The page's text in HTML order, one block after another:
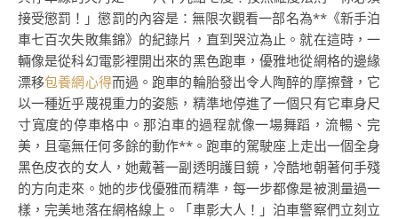
接受懲罰！」懲罰的內容是：無限次觀看一部名為**《新手泊
車七百次失敗集錦》的紀錄片，直到哭泣為止。就在這時，一
輛像是從科幻電影裡開出來的黑色跑車，優雅地從網格的邊緣
漂移包養網心得而過。跑車的輪胎發出令人陶醉的摩擦聲，它
以一種近乎蔑視重力的姿態，精準地停進了一個只有它車身尺
寸寬度的停車格中。那泊車的過程就像一場舞蹈，流暢、完
美，且毫無任何多餘的動作**。跑車的駕駛座上走出一個全身
黑色皮衣的女人，她戴著一副透明護目鏡，冷酷地朝著何手殘
的方向走來。她的步伐優雅而精準，每一步都像是被測量過一
樣，完美地落在網格線上。「車影大人！」泊車警察們立刻立